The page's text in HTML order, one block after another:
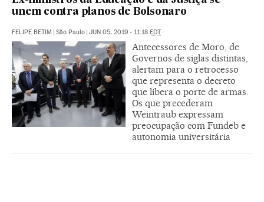
unem contra planos de Bolsonaro
FELIPE BETIM São Paulo JUN 05, 2019 - 11:18 EDT
Antecessores de Moro, de
Governos de siglas distintas,
alertam para o retrocesso
que representa o decreto
que libera o porte de armas.
Os que precederam
Weintraub expressam
preocupação com Fundeb e
autonomia universitária